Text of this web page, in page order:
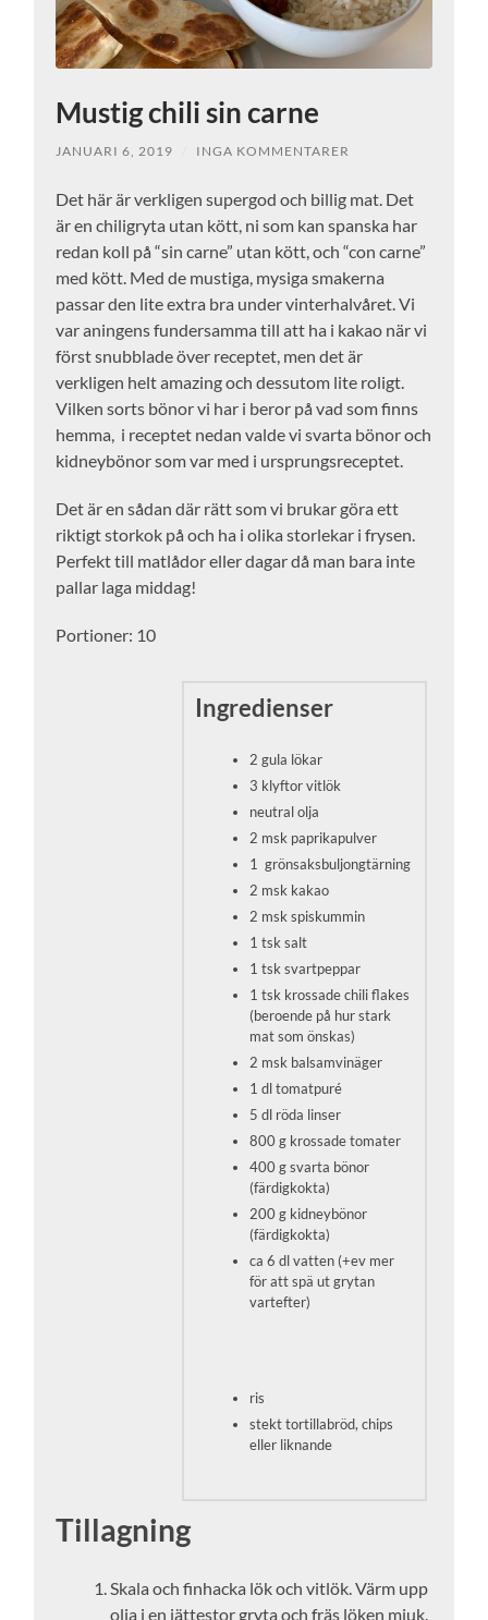
Mustig chili sin carne
JANUARI 6, 2019 INGA KOMMENTARER
Det här är verkligen supergod och billig mat. Det
är en chiligryta utan kött, ni som kan spanska har
redan koll på “sin carne” utan kött, och “con carne”
med kött. Med de mustiga, mysiga smakerna
passar den lite extra bra under vinterhalvåret. Vi
var aningens fundersamma till att ha i kakao när vi
först snubblade över receptet, men det är
verkligen helt amazing och dessutom lite roligt.
Vilken sorts bönor vi har i beror på vad som finns
hemma, i receptet nedan valde vi svarta bönor och
kidneybönor som var med i ursprungsreceptet.
Det är en sådan där rätt som vi brukar göra ett
riktigt storkok på och ha i olika storlekar i frysen.
Perfekt till matlådor eller dagar då man bara inte
pallar laga middag!
Portioner: 10
Ingredienser
2 gula lökar
3 klyftor vitlök
neutral olja
2 msk paprikapulver
1 grönsaksbuljongtärning
2 msk kakao
2 msk spiskummin
1 tsk salt
1 tsk svartpeppar
1 tsk krossade chili flakes
(beroende på hur stark
mat som önskas)
2 msk balsamvinäger
1 dl tomatpuré
5 dl röda linser
800 g krossade tomater
400 g svarta bönor
(färdigkokta)
200 g kidneybönor
(färdigkokta)
ca 6 dl vatten (+ev mer
för att spä ut grytan
vartefter)
ris
stekt tortillabröd, chips
eller liknande
Tillagning
Skala och finhacka lök och vitlök. Värm upp
olja i en jättestor gryta och fräs löken mjuk.